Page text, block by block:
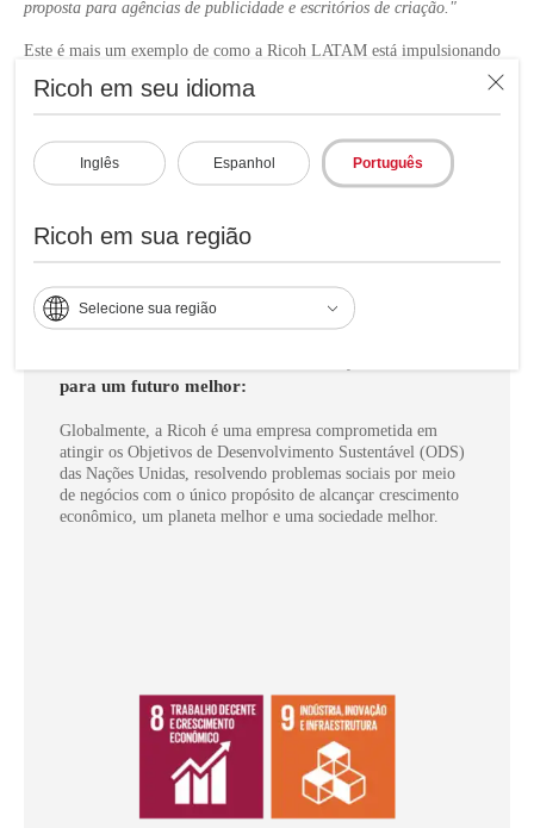
Ricoh em seu idioma
Inglês Espanhol Português
Ricoh em sua região
Selecione sua região
proposta para agências de publicidade e escritórios de criação."
Este é mais um exemplo de como a Ricoh LATAM está impulsionando
a transformação digital no setor de artes gráficas, acompanhando seus
clientes em todas as etapas de crescimento. A Gráfica Maguncia e a
Ricoh criam em conjunto experiências inovadoras no espaço de
trabalho, aumentando a produtividade, a qualidade e a capacidade de
resposta a um mercado cada vez mais exigente.
A Ricoh Latin America e Grafico Maguncia em
conjunto em apoio aos Objetivos de
para um futuro melhor:
Globalmente, a Ricoh é uma empresa comprometida em
atingir os Objetivos de Desenvolvimento Sustentável (ODS)
das Nações Unidas, resolvendo problemas sociais por meio
de negócios com o único propósito de alcançar crescimento
econômico, um planeta melhor e uma sociedade melhor.